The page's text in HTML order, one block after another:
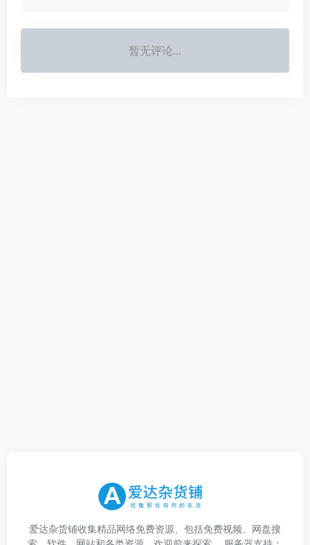
暂无评论...
爱达杂货铺收集精品网络免费资源、包括免费视频、网盘搜